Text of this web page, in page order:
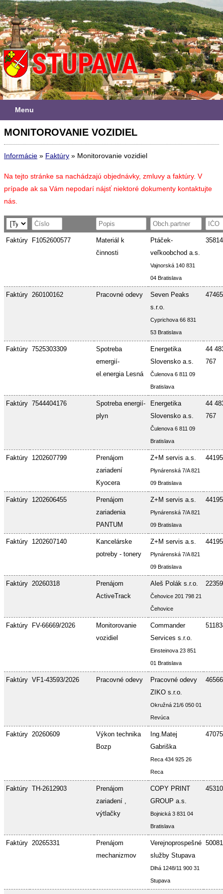
Menu
MONITOROVANIE VOZIDIEL
Informácie » Faktúry » Monitorovanie vozidiel
Na tejto stránke sa nachádzajú objednávky, zmluvy a faktúry. V
prípade ak sa Vám nepodarí nájsť niektoré dokumenty kontaktujte
nás.
Faktúry F1052600577
Materiál k
činnosti
Ptáček-
veľkoobchod a.s.
Vajnorská 140 831
04 Bratislava
Faktúry 260100162 Pracovné odevy
Seven Peaks
s.r.o.
Cyprichova 66 831
53 Bratislava
Faktúry 7525303309
Spotreba
emergií-
el.energia Lesná
Energetika
Slovensko a.s.
Čulenova 6 811 09
Bratislava
44
767
Faktúry 7544404176
Spotreba energií-
plyn
Energetika
Slovensko a.s.
Čulenova 6 811 09
Bratislava
44
767
Faktúry 1202607799
Prenájom
zariadení
Kyocera
Z+M servis a.s.
Plynárenská 7/A 821
09 Bratislava
Faktúry 1202606455
Prenájom
zariadenia
PANTUM
Z+M servis a.s.
Plynárenská 7/A 821
09 Bratislava
Faktúry 1202607140
Kancelárske
potreby - tonery
Z+M servis a.s.
Plynárenská 7/A 821
09 Bratislava
Faktúry 20260318
Prenájom
ActiveTrack
Aleš Polák s.r.o.
Čehovice 201 798 21
Čehovice
Faktúry FV-66669/2026
Monitorovanie
vozidiel
Commander
Services s.r.o.
Einsteinova 23 851
01 Bratislava
Faktúry VF1-43593/2026 Pracovné odevy
Pracovné odevy
ZIKO s.r.o.
Okružná 21/6 050 01
Revúca
Faktúry 20260609
Výkon technika
Bozp
Ing.Matej
Gabriška
Reca 434 925 26
Reca
Faktúry TH-2612903
Prenájom
zariadení ,
výtlačky
COPY PRINT
GROUP a.s.
Bojnická 3 831 04
Bratislava
Faktúry 20265331
Prenájom
mechanizmov
Verejnoprospešné
služby Stupava
Dlhá 1248/11 900 31
Stupava